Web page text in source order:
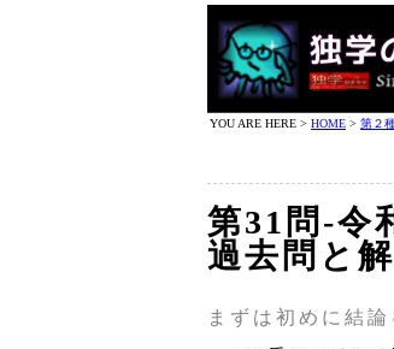
YOU ARE HERE > HOME > 第２
第31問‐令
過去問と
まずは初めに結